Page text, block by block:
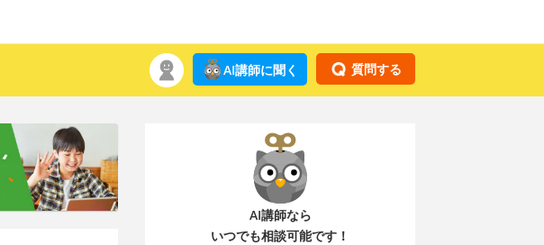
質問する
AI講師に聞く
AI講師なら
いつでも相談可能です！